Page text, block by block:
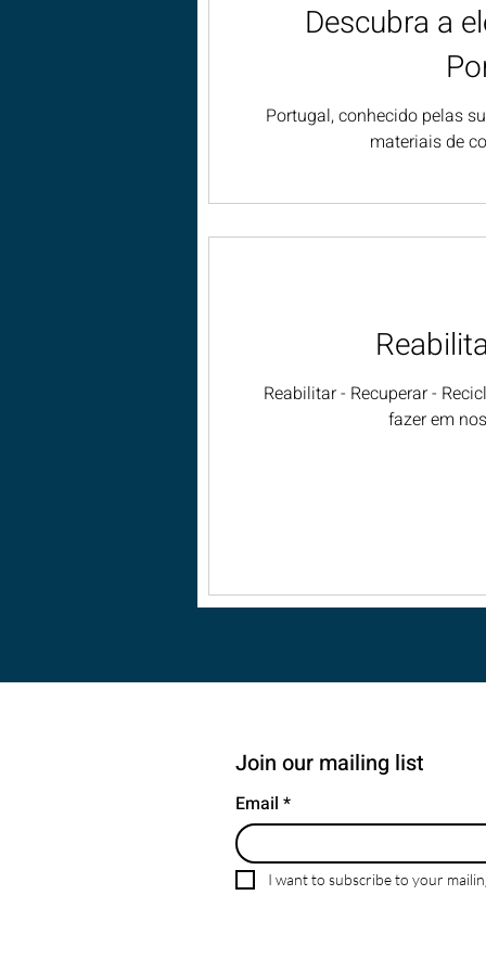
Descubra a
Portugal, conhecido pelas
materiais de
Reabilitar - Recuperar -
fazer em
Join our mailing list
Email *
I want to subscribe to your